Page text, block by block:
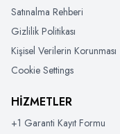
Satınalma Rehberi
Gizlilik Politikası
Kişisel Verilerin Korunması
Cookie Settings
HİZMETLER
+1 Garanti Kayıt Formu